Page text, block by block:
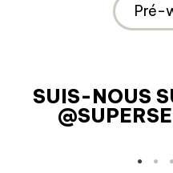
Pré-
SUIS-NOUS